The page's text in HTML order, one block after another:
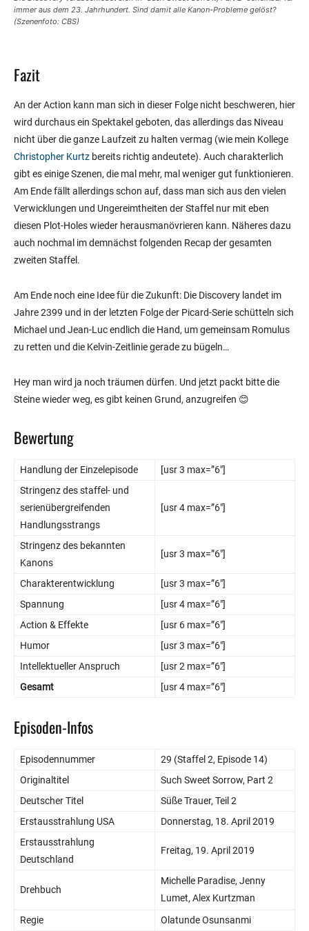
immer aus dem 23. Jahrhundert. Sind damit alle Kanon-Probleme gelöst?
(Szenenfoto: CBS)
Fazit
An der Action kann man sich in dieser Folge nicht beschweren, hier
wird durchaus ein Spektakel geboten, das allerdings das Niveau
nicht über die ganze Laufzeit zu halten vermag (wie mein Kollege
Christopher Kurtz bereits richtig andeutete). Auch charakterlich
gibt es einige Szenen, die mal mehr, mal weniger gut funktionieren.
Am Ende fällt allerdings schon auf, dass man sich aus den vielen
Verwicklungen und Ungereimtheiten der Staffel nur mit eben
diesen Plot-Holes wieder herausmanövrieren kann. Näheres dazu
auch nochmal im demnächst folgenden Recap der gesamten
zweiten Staffel.
Am Ende noch eine Idee für die Zukunft: Die Discovery landet im
Jahre 2399 und in der letzten Folge der Picard-Serie schütteln sich
Michael und Jean-Luc endlich die Hand, um gemeinsam Romulus
zu retten und die Kelvin-Zeitlinie gerade zu bügeln…
Hey man wird ja noch träumen dürfen. Und jetzt packt bitte die
Steine wieder weg, es gibt keinen Grund, anzugreifen 😊
Bewertung
Handlung der Einzelepisode
[usr 3 max=”6″]
Stringenz des staffel- und
serienübergreifenden
Handlungsstrangs
[usr 4 max=”6″]
Stringenz des bekannten
Kanons
[usr 3 max=”6″]
Charakterentwicklung
[usr 3 max=”6″]
Spannung
[usr 4 max=”6″]
Action & Effekte
[usr 6 max=”6″]
Humor
[usr 3 max=”6″]
Intellektueller Anspruch
[usr 2 max=”6″]
Gesamt
[usr 4 max=”6″]
Episoden-Infos
Episodennummer
29 (Staffel 2, Episode 14)
Originaltitel
Such Sweet Sorrow, Part 2
Deutscher Titel
Süße Trauer, Teil 2
Erstausstrahlung USA
Donnerstag, 18. April 2019
Erstausstrahlung
Deutschland
Freitag, 19. April 2019
Drehbuch
Michelle Paradise, Jenny
Lumet, Alex Kurtzman
Regie
Olatunde Osunsanmi